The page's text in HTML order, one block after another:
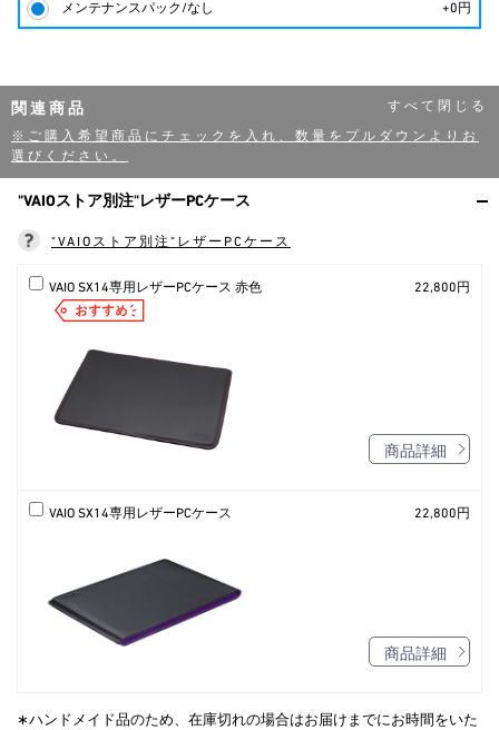
メンテナンスパック/なし +0円
関連商品
※ご購入希望商品にチェックを入れ、数量をプルダウンよりお
選びください。
"VAIOストア別注"レザーPCケース
"VAIOストア別注"レザーPCケース
VAIO SX14専用レザーPCケース 赤色 22,800円
商品詳細
VAIO SX14専用レザーPCケース 22,800円
商品詳細
∗ハンドメイド品のため、在庫切れの場合はお届けまでにお時間をいた